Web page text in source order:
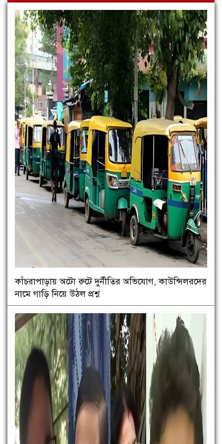
কাঁচরাপাড়ায় অটো রুটে দুর্নীতির অভিযোগ, কাউন্সিলরদের
নামে গাড়ি নিয়ে উঠল প্রশ্ন